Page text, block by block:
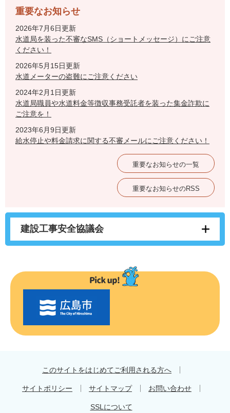
重要なお知らせ
2026年7月6日更新
水道局を装った不審なSMS（ショートメッセージ）にご注意
ください！
2026年5月15日更新
水道メーターの盗難にご注意ください
2024年2月1日更新
水道局職員や水道料金等徴収事務受託者を装った集金詐欺に
ご注意を！
2023年6月9日更新
給水停止や料金請求に関する不審メールにご注意ください！
重要なお知らせの一覧
重要なお知らせのRSS
建設工事安全協議会
このサイトをはじめてご利用される方へ
サイトポリシー サイトマップ お問い合わせ
SSLについて